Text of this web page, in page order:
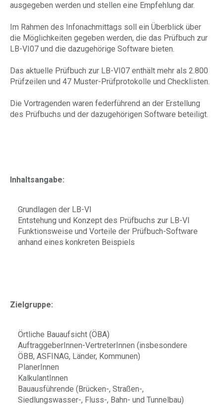
ausgegeben werden und stellen eine Empfehlung dar.
Im Rahmen des Infonachmittags soll ein Überblick über
die Möglichkeiten gegeben werden, die das Prüfbuch zur
LB-VI07 und die dazugehörige Software bieten.
Das aktuelle Prüfbuch zur LB-VI07 enthält mehr als 2.800
Prüfzeilen und 47 Muster-Prüfprotokolle und Checklisten.
Die Vortragenden waren federführend an der Erstellung
des Prüfbuchs und der dazugehörigen Software beteiligt.
Inhaltsangabe:
Grundlagen der LB-VI
Entstehung und Konzept des Prüfbuchs zur LB-VI
Funktionsweise und Vorteile der Prüfbuch-Software
anhand eines konkreten Beispiels
Zielgruppe:
Örtliche Bauaufsicht (ÖBA)
AuftraggeberInnen-VertreterInnen (insbesondere
ÖBB, ASFINAG, Länder, Kommunen)
PlanerInnen
KalkulantInnen
Bauausführende (Brücken-, Straßen-,
Siedlungswasser-, Fluss-, Bahn- und Tunnelbau)